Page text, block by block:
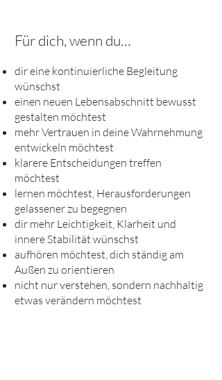
Für dich, wenn du…
dir eine kontinuierliche Begleitung
wünschst
einen neuen Lebensabschnitt bewusst
gestalten möchtest
mehr Vertrauen in deine Wahrnehmung
entwickeln möchtest
klarere Entscheidungen treffen
möchtest
lernen möchtest, Herausforderungen
gelassener zu begegnen
dir mehr Leichtigkeit, Klarheit und
innere Stabilität wünschst
aufhören möchtest, dich ständig am
Außen zu orientieren
nicht nur verstehen, sondern nachhaltig
etwas verändern möchtest